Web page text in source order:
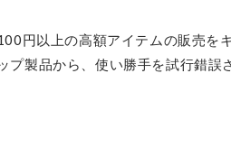
円以上の高額アイテムの販売を
プ製品から、使い勝手を試行錯